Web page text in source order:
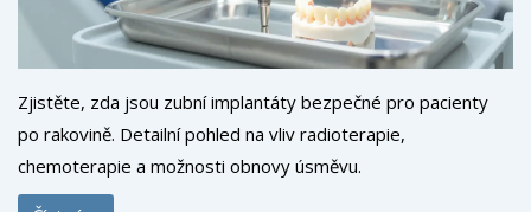
Zjistěte, zda jsou zubní implantáty bezpečné pro pacienty
po rakovině. Detailní pohled na vliv radioterapie,
chemoterapie a možnosti obnovy úsměvu.